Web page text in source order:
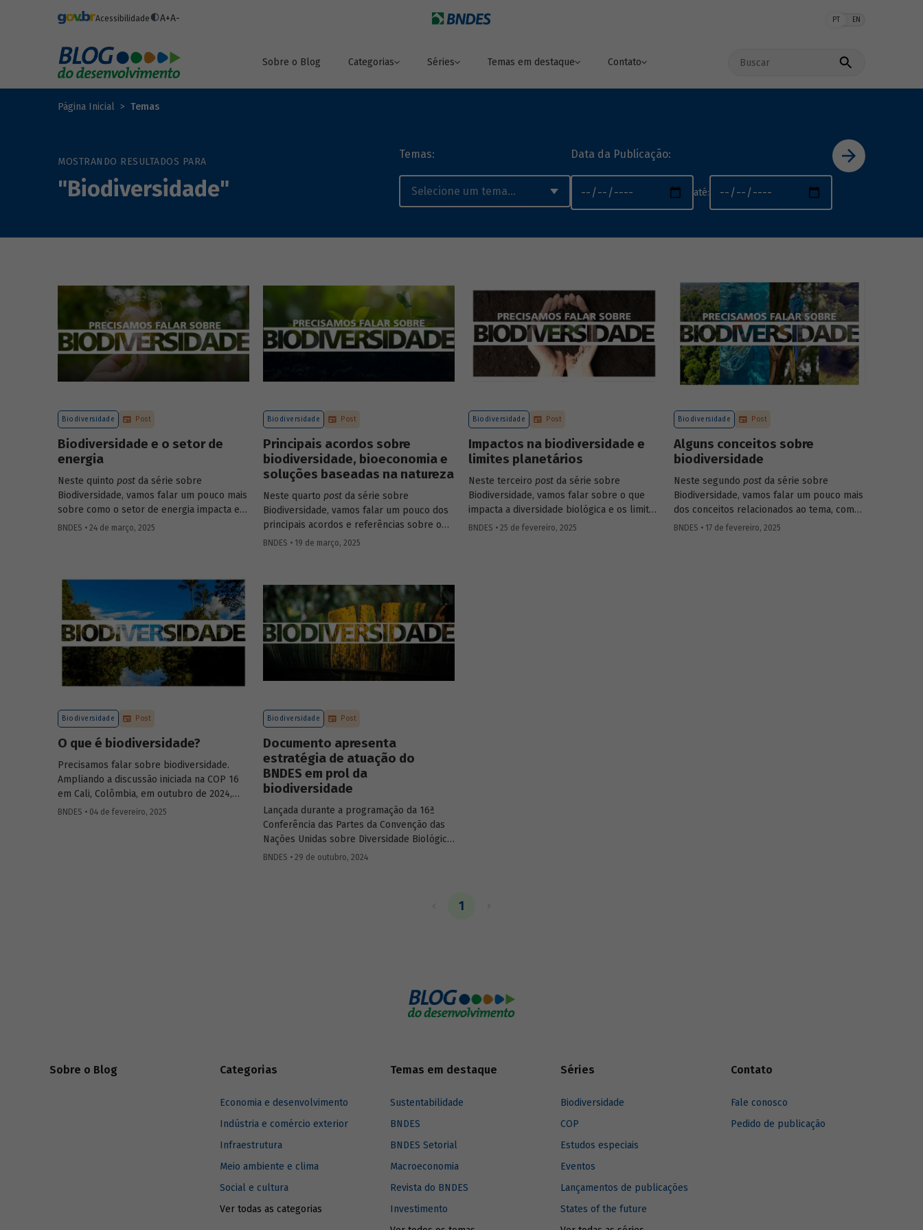
Acessibilidade A+A- PT EN
Sobre o Blog Categorias Séries Temas em destaque Contato
Página Inicial Temas
MOSTRANDO RESULTADOS PARA
"Biodiversidade"
Temas: Data da Publicação:
até:
Biodiversidade Post
Biodiversidade e o setor de
energia
Neste quinto post da série sobre
Biodiversidade, vamos falar um pouco mais
sobre como o setor de energia impacta e
depende da natureza.
BNDES • 24 de março, 2025
Biodiversidade Post
Principais acordos sobre
biodiversidade, bioeconomia e
soluções baseadas na natureza
Neste quarto post da série sobre
Biodiversidade, vamos falar um pouco dos
principais acordos e referências sobre o
tema, bem como das oportunidades da
BNDES • 19 de março, 2025
Biodiversidade Post
Impactos na biodiversidade e
limites planetários
Neste terceiro post da série sobre
Biodiversidade, vamos falar sobre o que
impacta a diversidade biológica e os limites
planetários.
BNDES • 25 de fevereiro, 2025
Biodiversidade Post
Alguns conceitos sobre
biodiversidade
Neste segundo post da série sobre
Biodiversidade, vamos falar um pouco mais
dos conceitos relacionados ao tema, como
natureza, bioma, serviços ecossistêmicos,
BNDES • 17 de fevereiro, 2025
Biodiversidade Post
O que é biodiversidade?
Precisamos falar sobre biodiversidade.
Ampliando a discussão iniciada na COP 16
em Cali, Colômbia, em outubro de 2024,
publicaremos uma série de posts
BNDES • 04 de fevereiro, 2025
Biodiversidade Post
Documento apresenta
estratégia de atuação do
BNDES em prol da
biodiversidade
Lançada durante a programação da 16ª
Conferência das Partes da Convenção das
Nações Unidas sobre Diversidade Biológica
(COP 16), que está acontecendo em Cali, na
tema. A atuação do BNDES busca colaborar
Ação Nacional para Biodiversidade.
BNDES • 29 de outubro, 2024
1
Sobre o Blog Categorias
Economia e desenvolvimento
Indústria e comércio exterior
Infraestrutura
Meio ambiente e clima
Social e cultura
Ver todas as categorias
Temas em destaque
Sustentabilidade
BNDES
BNDES Setorial
Macroeconomia
Revista do BNDES
Investimento
Séries
Biodiversidade
COP
Estudos especiais
Eventos
Lançamentos de publicações
States of the future
Contato
Fale conosco
Pedido de publicação